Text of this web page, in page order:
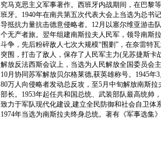
究马克思主义军事著作。西班牙内战期间，在巴黎
班牙。1940年在南共第五次代表大会上当选为总书
导抵抗力量抗击德意侵略者。12月以塞尔维亚游击
个无产者旅。翌年组建南斯拉夫人民军，领导南斯
斗争，先后粉碎敌人七次大规模“围剿”，在奈雷特
突围，打击了敌人，保存了人民军主力(见苏捷斯卡
解放反法西斯会议上，当选为人民解放全国委员会
10月协同苏军解放贝尔格莱德,获英雄称号。1945
80万人向侵略者发动总反攻，至5月中旬解放南斯
部长。1953年起任共和国总统、武装部队最高统帅
致力于军队现代化建设,建立全民防御和社会自卫体
1974年当选为南斯拉夫终身总统。著有《军事选集